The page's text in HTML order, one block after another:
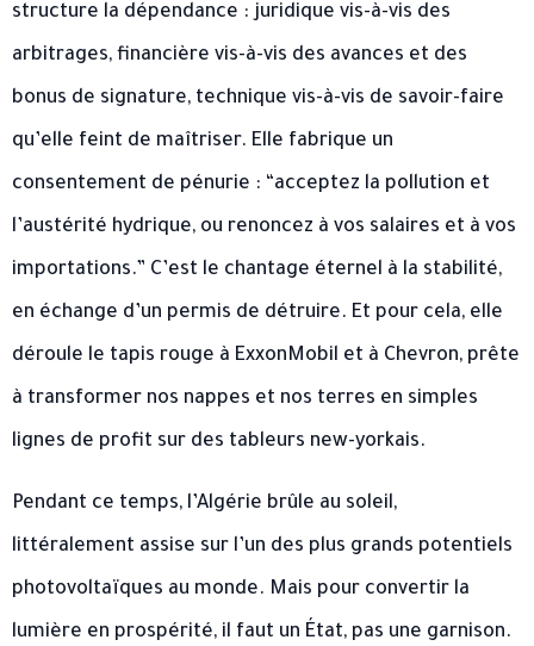
structure la dépendance : juridique vis-à-vis des
arbitrages, financière vis-à-vis des avances et des
bonus de signature, technique vis-à-vis de savoir-faire
qu’elle feint de maîtriser. Elle fabrique un
consentement de pénurie : “acceptez la pollution et
l’austérité hydrique, ou renoncez à vos salaires et à vos
importations.” C’est le chantage éternel à la stabilité,
en échange d’un permis de détruire. Et pour cela, elle
déroule le tapis rouge à ExxonMobil et à Chevron, prête
à transformer nos nappes et nos terres en simples
lignes de profit sur des tableurs new-yorkais.
Pendant ce temps, l’Algérie brûle au soleil,
littéralement assise sur l’un des plus grands potentiels
photovoltaïques au monde. Mais pour convertir la
lumière en prospérité, il faut un État, pas une garnison.